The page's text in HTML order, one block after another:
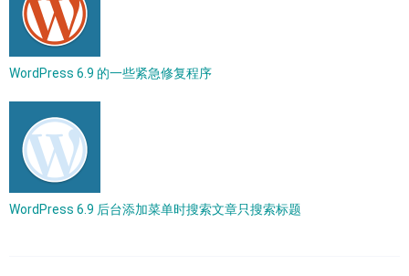
WordPress 6.9 的一些紧急修复程序
WordPress 6.9 后台添加菜单时搜索文章只搜索标题